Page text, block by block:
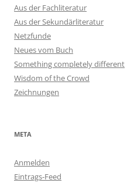
Aus der Fachliteratur
Aus der Sekundärliteratur
Netzfunde
Neues vom Buch
Something completely different
Wisdom of the Crowd
Zeichnungen
META
Anmelden
Eintrags-Feed